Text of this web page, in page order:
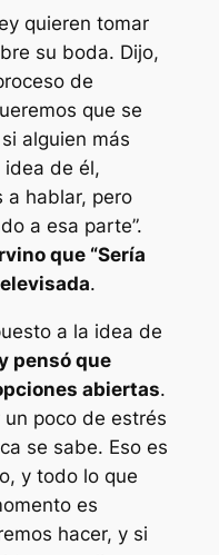
quieren tomar
su boda. Dijo,
de
que se
alguien más
de él,
a hablar, pero
a esa parte”.
que “Sería
.
a la idea de
pensó que
abiertas.
poco de estrés
se sabe. Eso es
y todo lo que
es
hacer, y si